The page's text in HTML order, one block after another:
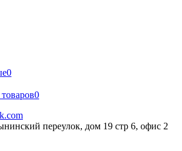
0
0
переулок, дом 19 стр 6, офис 2